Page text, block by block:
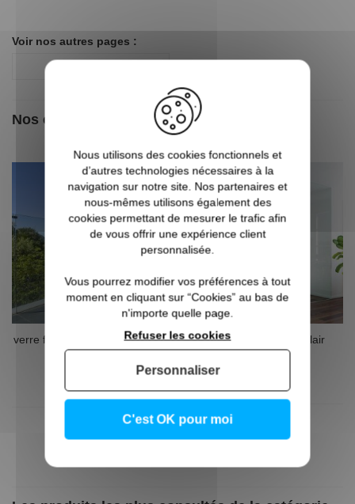
Voir nos autres pages :
Nos clients ont aussi aimé
verre feuilleté Clair Transparent
sur mesure
Verre Trempé Extra-Clair
Nous utilisons des cookies fonctionnels et
d’autres technologies nécessaires à la
navigation sur notre site. Nos partenaires et
nous-mêmes utilisons également des
cookies permettant de mesurer le trafic afin
de vous offrir une expérience client
personnalisée.
Vous pourrez modifier vos préférences à tout
moment en cliquant sur “Cookies” au bas de
n'importe quelle page.
C'est OK pour moi
Refuser les cookies
Personnaliser